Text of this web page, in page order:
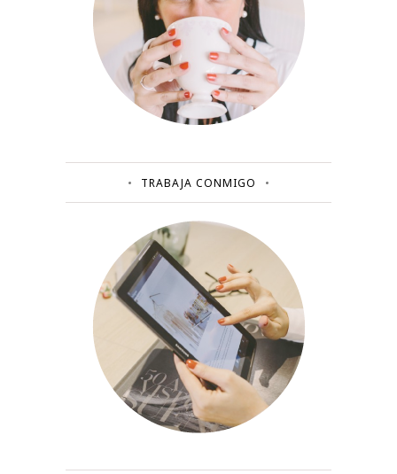
TRABAJA CONMIGO